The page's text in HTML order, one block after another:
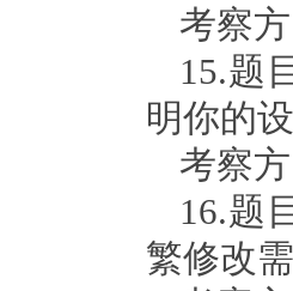
考察
15.题
明你的
考察
16.题
繁修改